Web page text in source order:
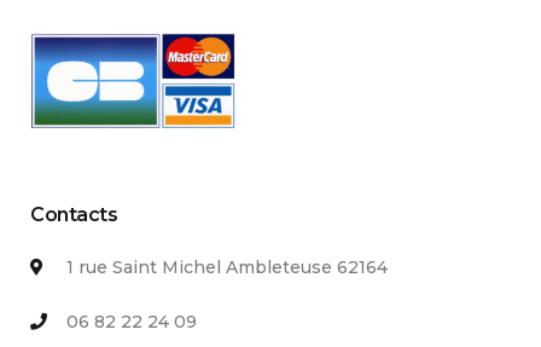
Contacts
1 rue Saint Michel Ambleteuse 62164
06 82 22 24 09